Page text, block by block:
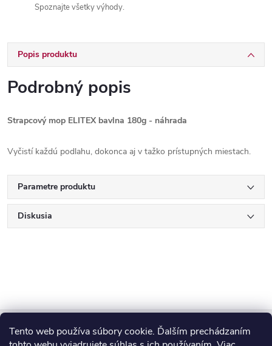
Tento web používa súbory cookie. Ďalším prechádzaním
Spoznajte všetky výhody.
Popis produktu
Podrobný popis
Strapcový mop ELITEX bavlna 180g - náhrada
Vyčistí každú podlahu, dokonca aj v tažko prístupných miestach.
Parametre produktu
Diskusia
ZBlog